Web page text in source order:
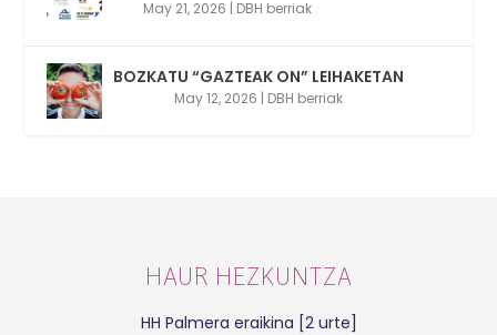
May 21, 2026 | DBH berriak
BOZKATU “GAZTEAK ON” LEIHAKETAN
May 12, 2026 | DBH berriak
HAUR HEZKUNTZA
HH Palmera eraikina [2 urte]